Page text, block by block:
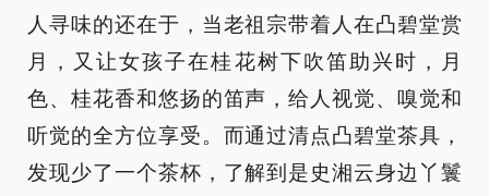
人寻味的还在于，当老祖宗带着人在凸碧堂赏
月，又让女孩子在桂花树下吹笛助兴时，月
色、桂花香和悠扬的笛声，给人视觉、嗅觉和
听觉的全方位享受。而通过清点凸碧堂茶具，
发现少了一个茶杯，了解到是史湘云身边丫鬟